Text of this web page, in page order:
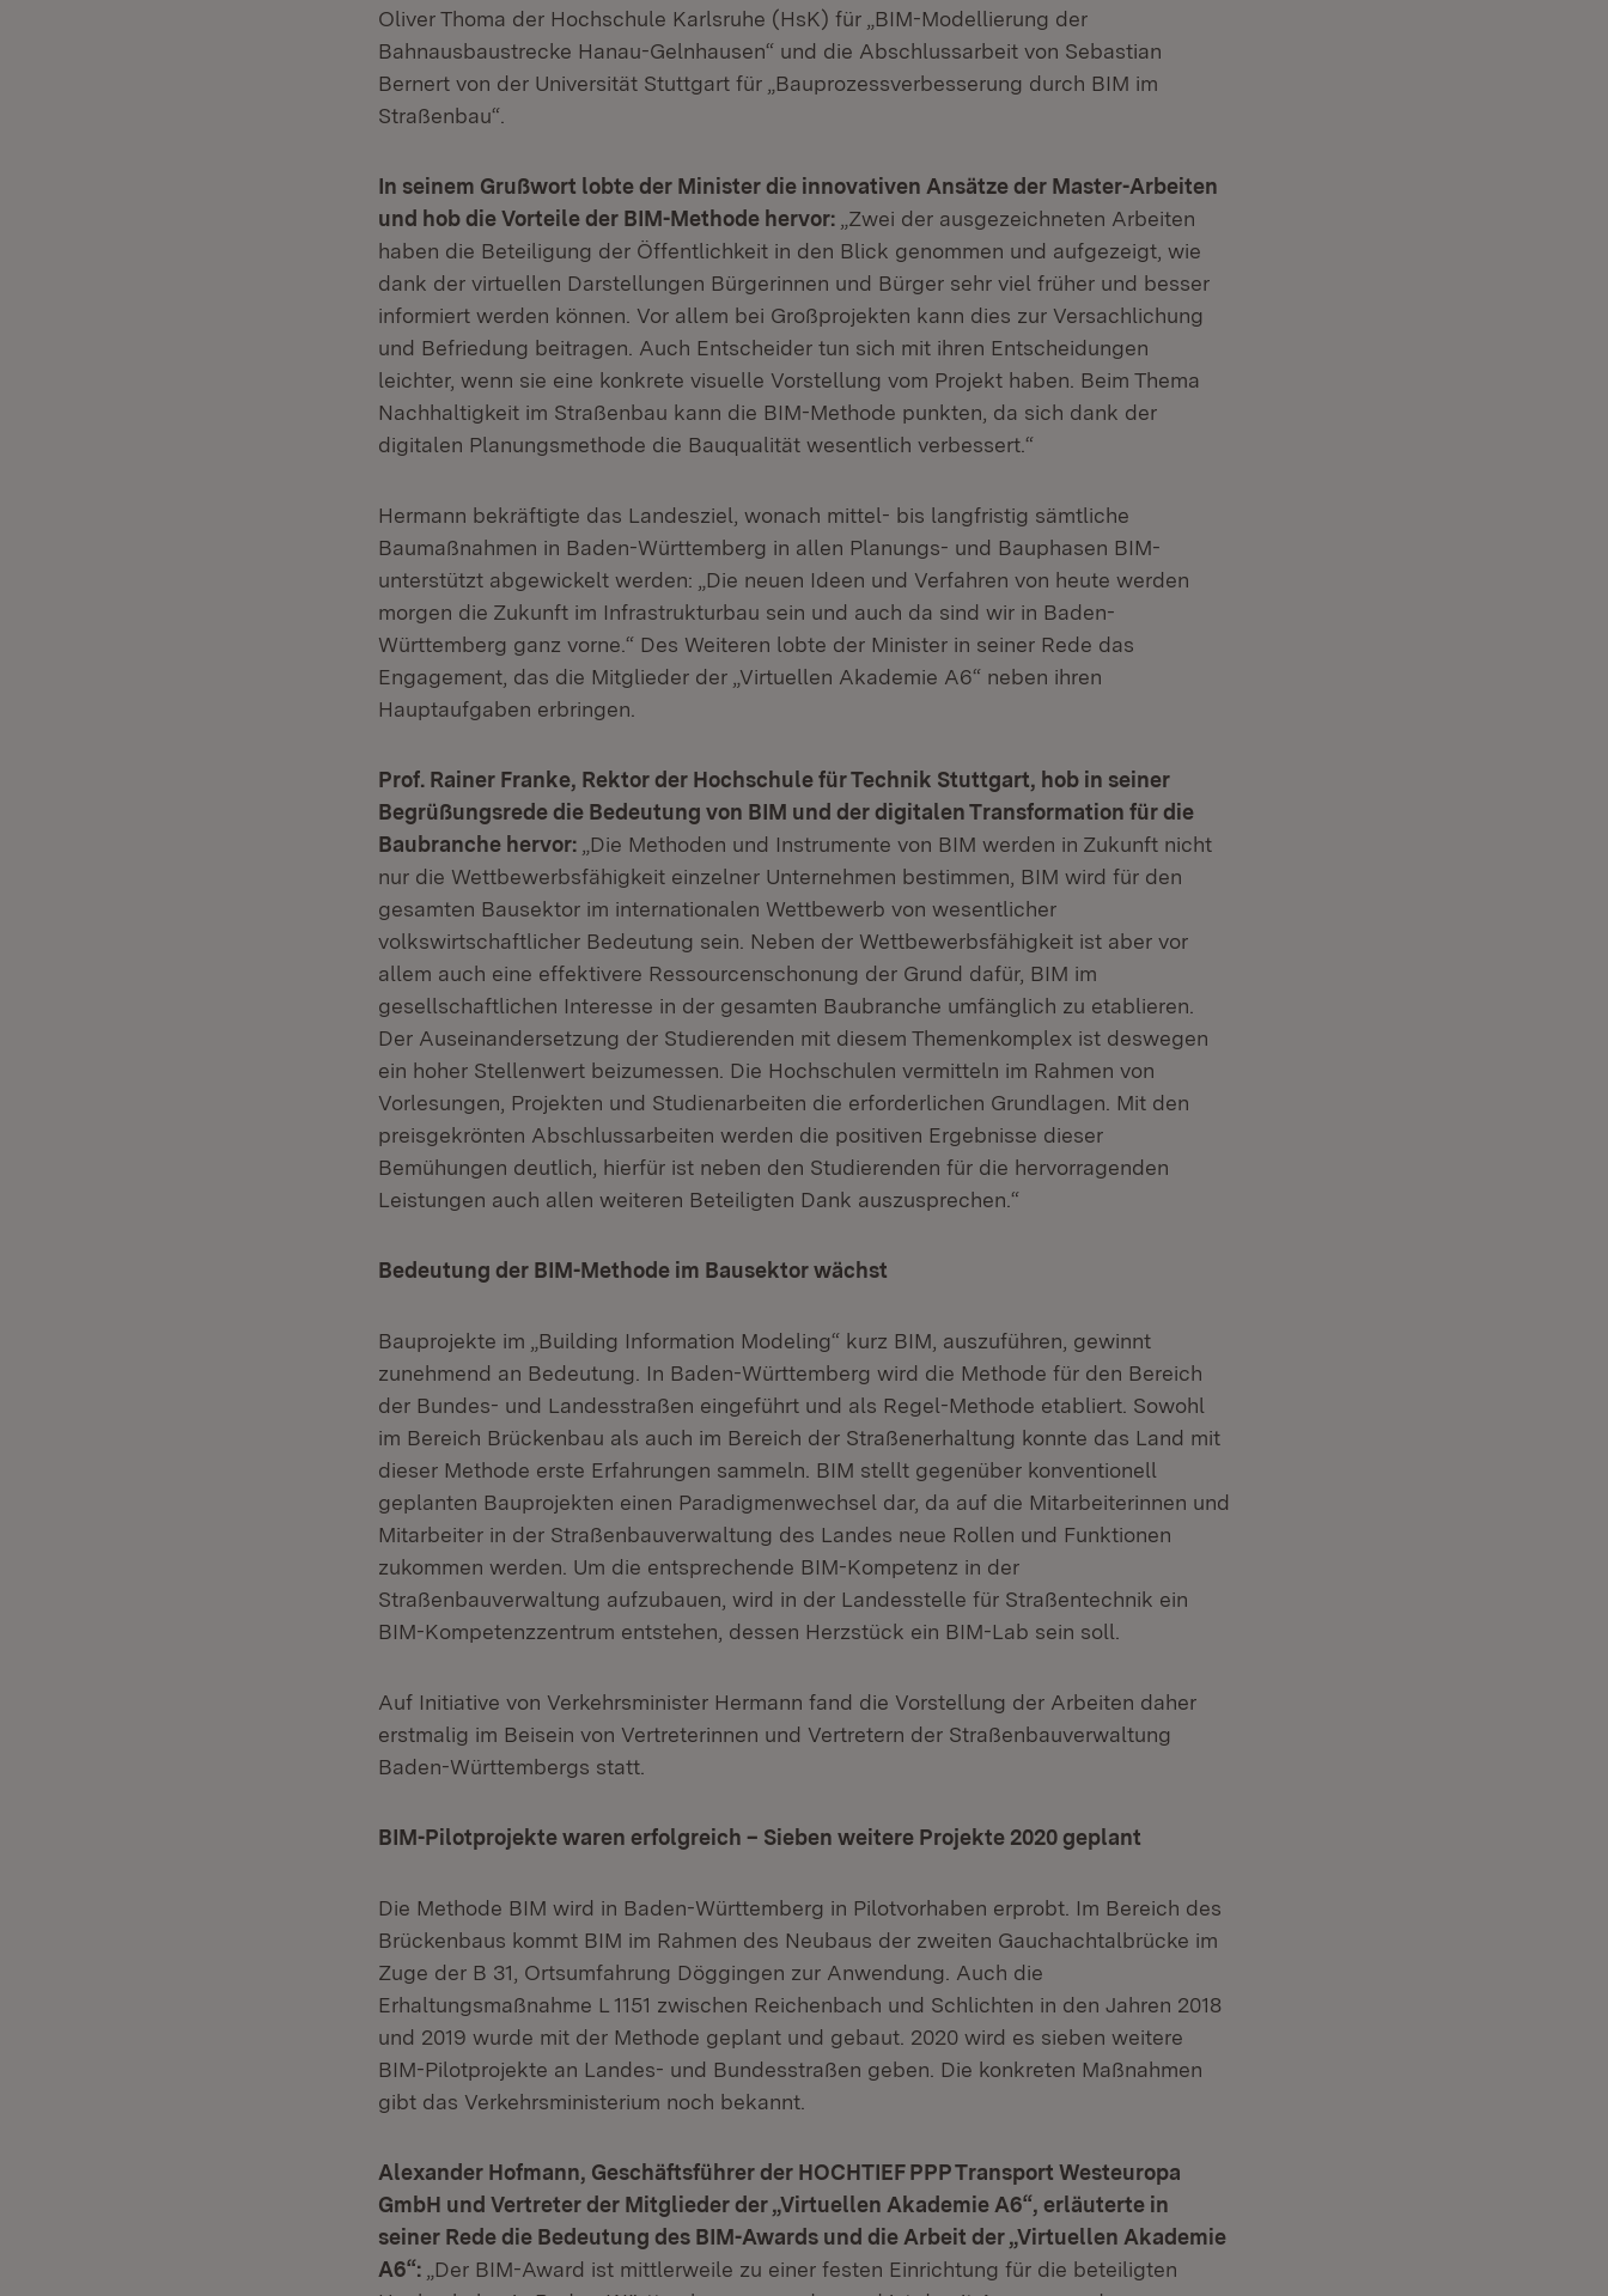
Oliver Thoma der Hochschule Karlsruhe (HsK) für „BIM-Modellierung der
Bahnausbaustrecke Hanau-Gelnhausen“ und die Abschlussarbeit von Sebastian
Bernert von der Universität Stuttgart für „Bauprozessverbesserung durch BIM im
Straßenbau“.
In seinem Grußwort lobte der Minister die innovativen Ansätze der Master-Arbeiten
und hob die Vorteile der BIM-Methode hervor: „Zwei der ausgezeichneten Arbeiten
haben die Beteiligung der Öffentlichkeit in den Blick genommen und aufgezeigt, wie
dank der virtuellen Darstellungen Bürgerinnen und Bürger sehr viel früher und besser
informiert werden können. Vor allem bei Großprojekten kann dies zur Versachlichung
und Befriedung beitragen. Auch Entscheider tun sich mit ihren Entscheidungen
leichter, wenn sie eine konkrete visuelle Vorstellung vom Projekt haben. Beim Thema
Nachhaltigkeit im Straßenbau kann die BIM-Methode punkten, da sich dank der
digitalen Planungsmethode die Bauqualität wesentlich verbessert.“
Hermann bekräftigte das Landesziel, wonach mittel- bis langfristig sämtliche
Baumaßnahmen in Baden-Württemberg in allen Planungs- und Bauphasen BIM-
unterstützt abgewickelt werden: „Die neuen Ideen und Verfahren von heute werden
morgen die Zukunft im Infrastrukturbau sein und auch da sind wir in Baden-
Württemberg ganz vorne.“ Des Weiteren lobte der Minister in seiner Rede das
Engagement, das die Mitglieder der „Virtuellen Akademie A6“ neben ihren
Hauptaufgaben erbringen.
Prof. Rainer Franke, Rektor der Hochschule für Technik Stuttgart, hob in seiner
Begrüßungsrede die Bedeutung von BIM und der digitalen Transformation für die
Baubranche hervor: „Die Methoden und Instrumente von BIM werden in Zukunft nicht
nur die Wettbewerbsfähigkeit einzelner Unternehmen bestimmen, BIM wird für den
gesamten Bausektor im internationalen Wettbewerb von wesentlicher
volkswirtschaftlicher Bedeutung sein. Neben der Wettbewerbsfähigkeit ist aber vor
allem auch eine effektivere Ressourcenschonung der Grund dafür, BIM im
gesellschaftlichen Interesse in der gesamten Baubranche umfänglich zu etablieren.
Der Auseinandersetzung der Studierenden mit diesem Themenkomplex ist deswegen
ein hoher Stellenwert beizumessen. Die Hochschulen vermitteln im Rahmen von
Vorlesungen, Projekten und Studienarbeiten die erforderlichen Grundlagen. Mit den
preisgekrönten Abschlussarbeiten werden die positiven Ergebnisse dieser
Bemühungen deutlich, hierfür ist neben den Studierenden für die hervorragenden
Leistungen auch allen weiteren Beteiligten Dank auszusprechen.“
Bedeutung der BIM-Methode im Bausektor wächst
Bauprojekte im „Building Information Modeling“ kurz BIM, auszuführen, gewinnt
zunehmend an Bedeutung. In Baden-Württemberg wird die Methode für den Bereich
der Bundes- und Landesstraßen eingeführt und als Regel-Methode etabliert. Sowohl
im Bereich Brückenbau als auch im Bereich der Straßenerhaltung konnte das Land mit
dieser Methode erste Erfahrungen sammeln. BIM stellt gegenüber konventionell
geplanten Bauprojekten einen Paradigmenwechsel dar, da auf die Mitarbeiterinnen und
Mitarbeiter in der Straßenbauverwaltung des Landes neue Rollen und Funktionen
zukommen werden. Um die entsprechende BIM-Kompetenz in der
Straßenbauverwaltung aufzubauen, wird in der Landesstelle für Straßentechnik ein
BIM-Kompetenzzentrum entstehen, dessen Herzstück ein BIM-Lab sein soll.
Auf Initiative von Verkehrsminister Hermann fand die Vorstellung der Arbeiten daher
erstmalig im Beisein von Vertreterinnen und Vertretern der Straßenbauverwaltung
Baden-Württembergs statt.
BIM-Pilotprojekte waren erfolgreich – Sieben weitere Projekte 2020 geplant
Die Methode BIM wird in Baden-Württemberg in Pilotvorhaben erprobt. Im Bereich des
Brückenbaus kommt BIM im Rahmen des Neubaus der zweiten Gauchachtalbrücke im
Zuge der B 31, Ortsumfahrung Döggingen zur Anwendung. Auch die
Erhaltungsmaßnahme L 1151 zwischen Reichenbach und Schlichten in den Jahren 2018
und 2019 wurde mit der Methode geplant und gebaut. 2020 wird es sieben weitere
BIM-Pilotprojekte an Landes- und Bundesstraßen geben. Die konkreten Maßnahmen
gibt das Verkehrsministerium noch bekannt.
Alexander Hofmann, Geschäftsführer der HOCHTIEF PPP Transport Westeuropa
GmbH und Vertreter der Mitglieder der „Virtuellen Akademie A6“, erläuterte in
seiner Rede die Bedeutung des BIM-Awards und die Arbeit der „Virtuellen Akademie
A6“: „Der BIM-Award ist mittlerweile zu einer festen Einrichtung für die beteiligten